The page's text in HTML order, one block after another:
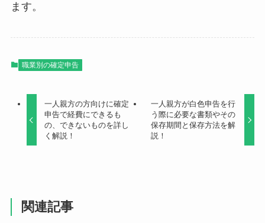
ます。
職業別の確定申告
一人親方の方向けに確定
申告で経費にできるも
の、できないものを詳し
く解説！
一人親方が白色申告を行
う際に必要な書類やその
保存期間と保存方法を解
説！
関連記事